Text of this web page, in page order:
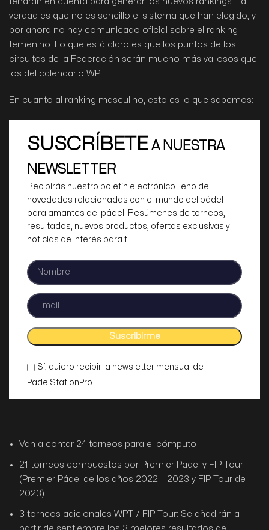
verdad es que no es sencillo el sistema que han elegido, y
por ahora no hay comunicado oficial sobre el ranking
femenino. Lo que está claro es que los puntos de los
circuitos de la Federación serán mucho más valiosos que
los del calendario WPT.
En cuanto al ranking masculino, esto es lo que sabemos:
SUSCRÍBETE A NUESTRA
NEWSLETTER
Recibirás nuestro boletín electrónico lleno de
novedades relacionadas con el mundo del pádel
para amantes del pádel. Resúmenes de torneos,
resultados, nuevos productos, ofertas exclusivas y
noticias de interés para ti.
Sí, quiero recibir la newsletter mensual de
PadelStationPro
Van a contar 24 torneos para el cómputo
21 torneos compuestos por Premier Padel y FIP Tour
(Premier Pádel de los años 2022 – 2023 y FIP Tour de
2023)
3 torneos adicionales WPT / FIP Tour: Se añadirán a